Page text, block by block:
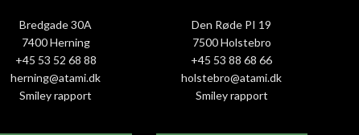
Bredgade 30A
7400 Herning
+45 53 52 68 88
herning@atami.dk
Smiley rapport
Den Røde PI 19
7500 Holstebro
+45 53 88 68 66
holstebro@atami.dk
Smiley rapport